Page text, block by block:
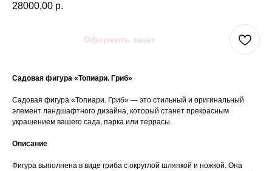
28000,00 р.
Оформить заказ
Садовая фигура «Топиари. Гриб»
Садовая фигура «Топиари. Гриб» — это стильный и оригинальный
элемент ландшафтного дизайна, который станет прекрасным
украшением вашего сада, парка или террасы.
Описание
Фигура выполнена в виде гриба с округлой шляпкой и ножкой. Она